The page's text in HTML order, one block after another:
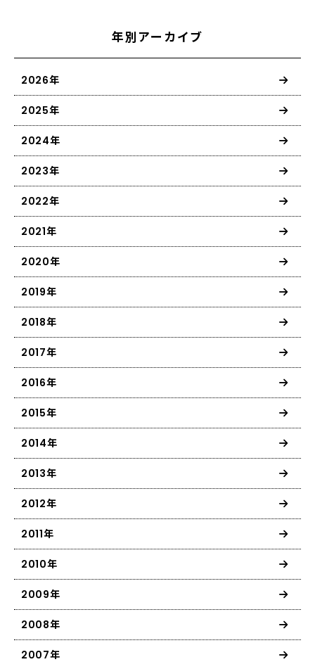
年別アーカイブ
2026年
2025年
2024年
2023年
2022年
2021年
2020年
2019年
2018年
2017年
2016年
2015年
2014年
2013年
2012年
2011年
2010年
2009年
2008年
2007年